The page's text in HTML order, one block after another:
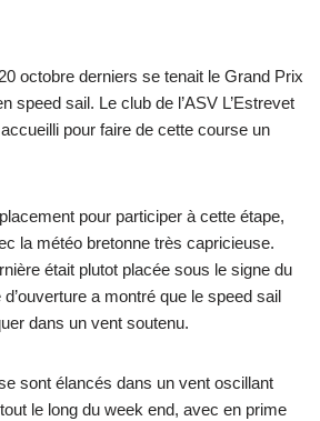
octobre derniers se tenait le Grand Prix
speed sail. Le club de l’ASV L’Estrevet
pour faire de cette course un
pour participer à cette étape,
la météo bretonne très capricieuse.
était plutot placée sous le signe du
a montré que le speed sail
dans un vent soutenu.
sont élancés dans un vent oscillant
le long du week end, avec en prime